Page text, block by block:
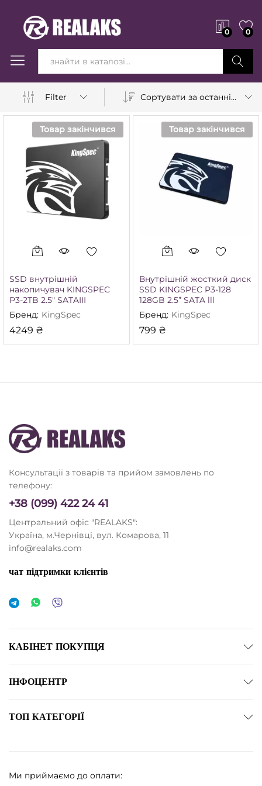
0 0
Вперед!
Filter
Сортувати за останніми
Товар закінчився
SSD внутрішній
накопичувач KINGSPEC
P3-2TB 2.5″ SATAIII
Бренд: KingSpec
4249 ₴
Товар закінчився
Внутрішній жосткий диск
SSD KINGSPEC P3-128
128GB 2.5” SATA lll
Бренд: KingSpec
799 ₴
Консультації з товарів та прийом замовлень по
телефону:
+38 (099) 422 24 41
Центральний офіс "REALAKS":
Україна, м.Чернівці, вул. Комарова, 11
info@realaks.com
чат підтримки клієнтів
КАБІНЕТ ПОКУПЦЯ
ІНФОЦЕНТР
ТОП КАТЕГОРІЇ
Ми приймаємо до оплати: